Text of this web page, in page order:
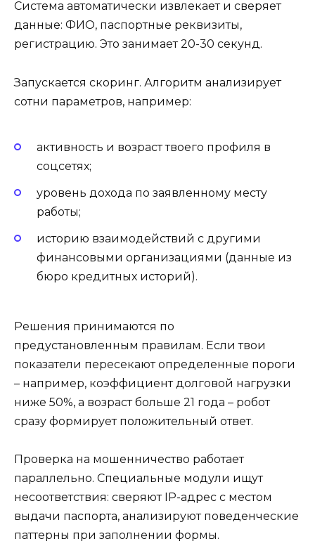
Система автоматически извлекает и сверяет
данные: ФИО, паспортные реквизиты,
регистрацию. Это занимает 20-30 секунд.
Запускается скоринг. Алгоритм анализирует
сотни параметров, например:
активность и возраст твоего профиля в
соцсетях;
уровень дохода по заявленному месту
работы;
историю взаимодействий с другими
финансовыми организациями (данные из
бюро кредитных историй).
Решения принимаются по
предустановленным правилам. Если твои
показатели пересекают определенные пороги
– например, коэффициент долговой нагрузки
ниже 50%, а возраст больше 21 года – робот
сразу формирует положительный ответ.
Проверка на мошенничество работает
параллельно. Специальные модули ищут
несоответствия: сверяют IP-адрес с местом
выдачи паспорта, анализируют поведенческие
паттерны при заполнении формы.